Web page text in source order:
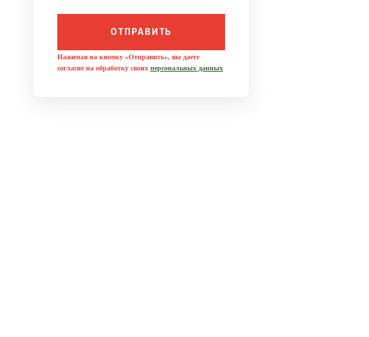
ОТПРАВИТЬ
Нажимая на кнопку «Отправить», вы даете
согласие на обработку своих персональных данных